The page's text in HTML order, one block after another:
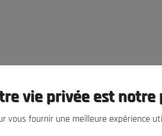
Informations
vie privée est
vous fournir une meilleure expérience